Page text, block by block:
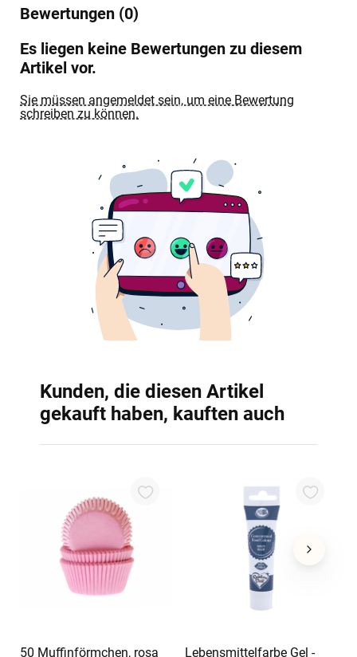
Bewertungen (0)
Es liegen keine Bewertungen zu diesem
Artikel vor.
Sie müssen angemeldet sein, um eine Bewertung
schreiben zu können.
Kunden, die diesen Artikel
gekauft haben, kauften auch
50 Muffinförmchen, rosa
In den Warenkorb
Lebensmittelfarbe Gel -